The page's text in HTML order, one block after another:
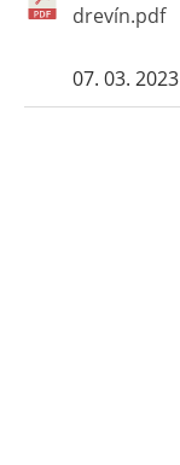
drevín.pdf
07. 03. 2023